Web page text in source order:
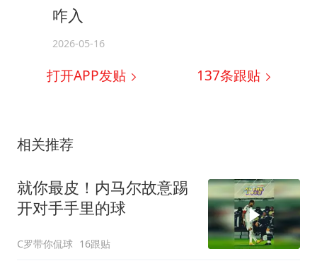
咋入
2026-05-16
打开APP发贴 137条跟贴
相关推荐
就你最皮！内马尔故意踢
开对手手里的球
C罗带你侃球 16跟贴